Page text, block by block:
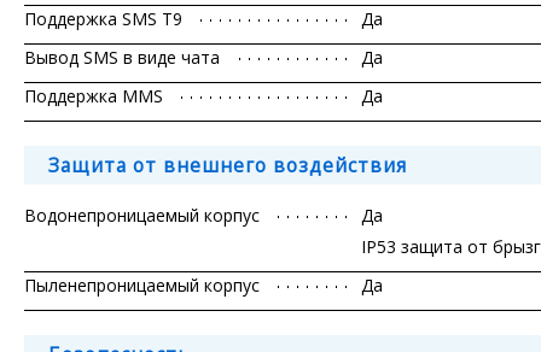
Поддержка SMS T9
Да
Вывод SMS в виде чата
Да
Поддержка MMS
Да
Защита от внешнего воздействия
Водонепроницаемый корпус
Да
IP53 защита от брызг
Пыленепроницаемый корпус
Да